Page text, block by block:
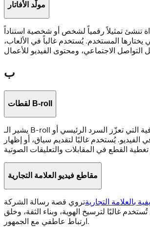
مولّد الأفاتار
تنشئ تمثيلاً رقمياً لشخص أو شخصية استناداً
يختارها المستخدم. يُستخدم غالباً في الألعاب،
ب
لقطات B-roll
يشير الـ B-roll إلى اللقطات الإضافية التي تعزّز السرد الرئيسي أو
الفيديو. يُستخدم غالبًا لتقديم سياق، أو إظهار
مقاطع فيديو العلامة التجارية
بالعلامة التجاريةتروي قصة رسالة الشركة
غالبًا لترسيخ الهوية، وبناء الثقة، وخلق
ارتباط عاطفي مع الجمهور.